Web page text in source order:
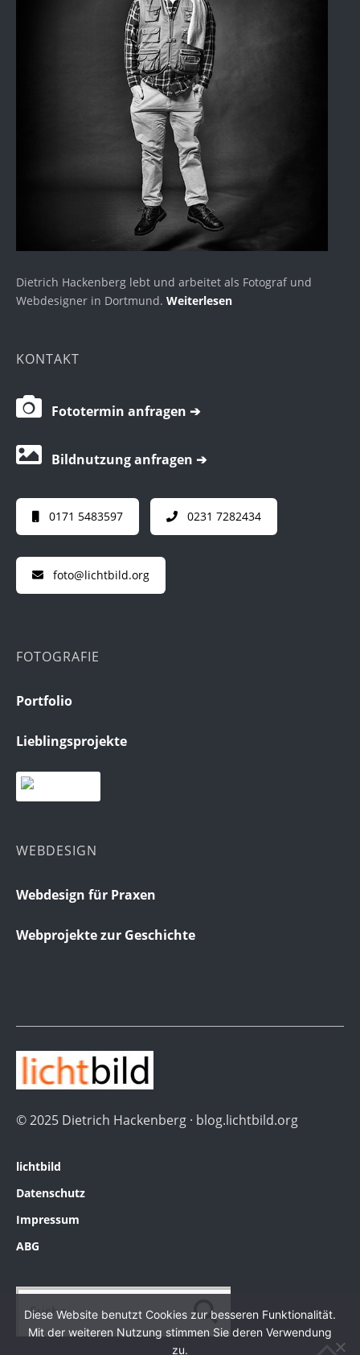
Dietrich Hackenberg lebt und arbeitet als Fotograf und
Webdesigner in Dortmund. Weiterlesen
KONTAKT
Fototermin anfragen ➔
Bildnutzung anfragen ➔
0171 5483597 0231 7282434
foto@lichtbild.org
FOTOGRAFIE
Portfolio
Lieblingsprojekte
WEBDESIGN
Webdesign für Praxen
Webprojekte zur Geschichte
© 2025 Dietrich Hackenberg · blog.lichtbild.org
lichtbild
Datenschutz
Impressum
ABG
Diese Website benutzt Cookies zur besseren Funktionalität.
Mit der weiteren Nutzung stimmen Sie deren Verwendung
zu.